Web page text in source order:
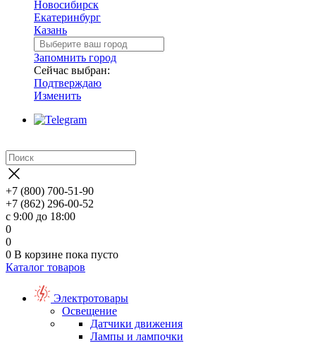
Новосибирск
Екатеринбург
Казань
Запомнить город
Сейчас выбран:
Подтверждаю
Изменить
+7 (800) 700-51-90
+7 (862) 296-00-52
с 9:00 до 18:00
0
0
0 В корзине пока пусто
Каталог товаров
Электротовары
Освещение
Датчики движения
Лампы и лампочки